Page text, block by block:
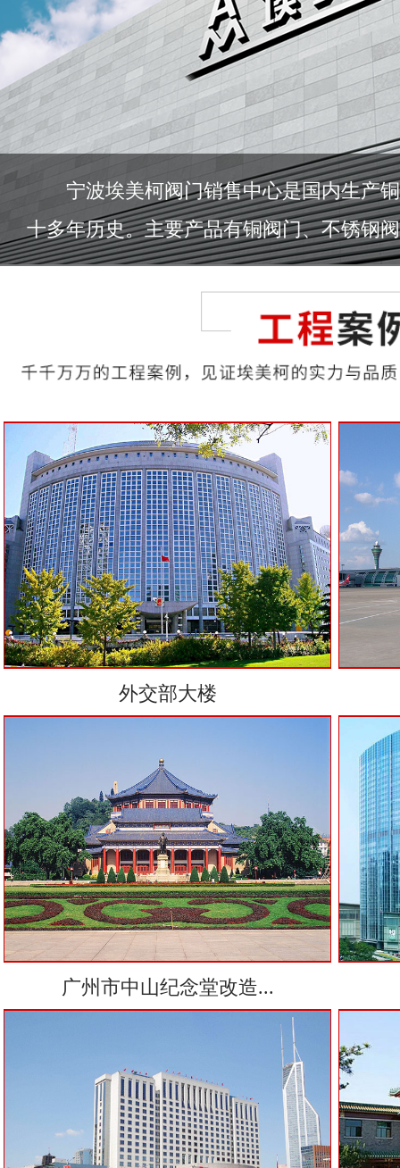
宁波埃美柯阀门销售中心是国内生产铜
十多年历史。主要产品有铜阀门、不锈钢
外交部大楼
广州市中山纪念堂改造...